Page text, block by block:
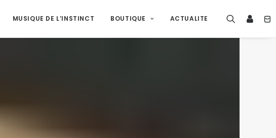
MUSIQUE DE L’INSTINCT BOUTIQUE ACTUALITE